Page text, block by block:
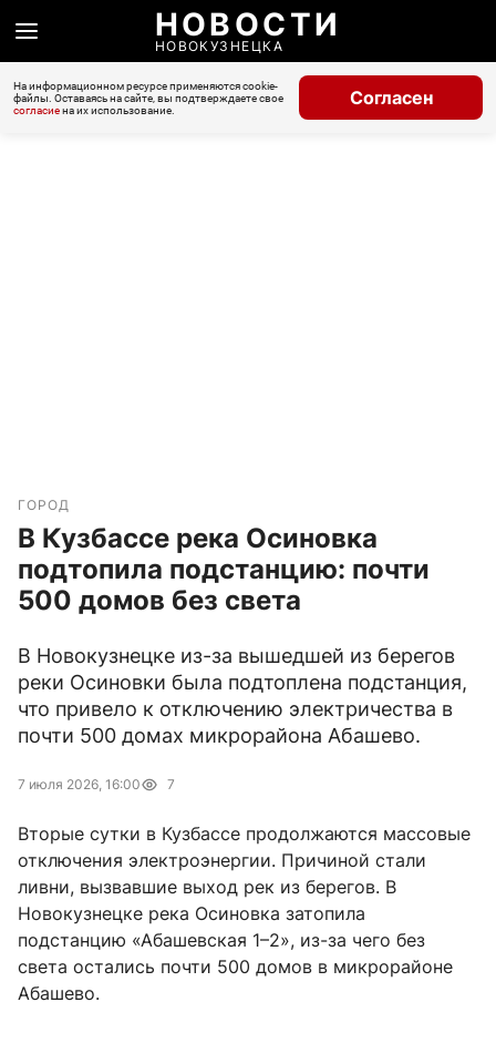
НОВОСТИ
НОВОКУЗНЕЦКА
На информационном ресурсе применяются cookie-
файлы. Оставаясь на сайте, вы подтверждаете свое
согласиена их использование.
Согласен
ГОРОД
В Кузбассе река Осиновка
подтопила подстанцию: почти
500 домов без света
В Новокузнецке из-за вышедшей из берегов
реки Осиновки была подтоплена подстанция,
что привело к отключению электричества в
почти 500 домах микрорайона Абашево.
7 июля 2026, 16:00 7
Вторые сутки в Кузбассе продолжаются массовые
отключения электроэнергии. Причиной стали
ливни, вызвавшие выход рек из берегов. В
Новокузнецке река Осиновка затопила
подстанцию «Абашевская 1–2», из-за чего без
света остались почти 500 домов в микрорайоне
Абашево.